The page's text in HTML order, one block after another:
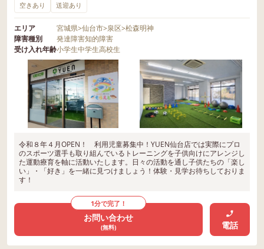
空きあり 送迎あり
エリア 宮城県>仙台市>泉区>松森明神
障害種別
発達障害知的障害
受け入れ年齢小学生中学生高校生
令和８年４月OPEN！ 利用児童募集中！YUEN仙台店では実際にプロ
のスポーツ選手も取り組んでいるトレーニングを子供向けにアレンジし
た運動療育を軸に活動いたします。日々の活動を通し子供たちの「楽し
い」・「好き」を一緒に見つけましょう！体験・見学お待ちしておりま
す！
1分で完了！
お問い合わせ
(無料) 電話